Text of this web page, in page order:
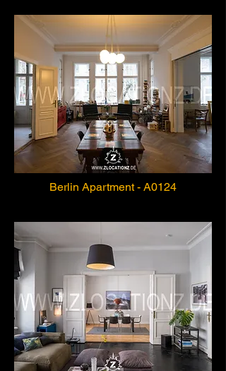
Berlin Apartment - A0124